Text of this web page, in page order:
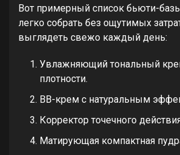
Вот примерный список бьюти-
легко собрать без ощутимых
выглядеть свежо каждый день:
Увлажняющий тональный
плотности.
BB-крем с натуральным
Корректор точечного
Матирующая компактная